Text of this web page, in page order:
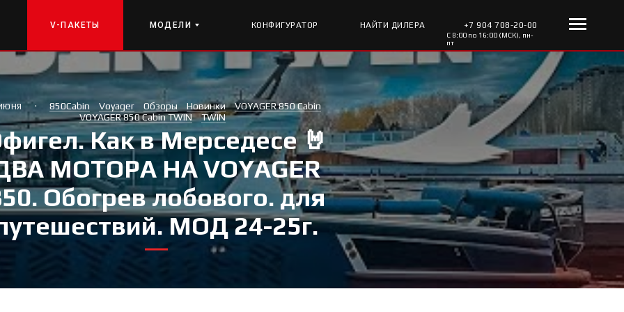
V-ПАКЕТЫ МОДЕЛИ КОНФИГУРАТОР НАЙТИ ДИЛЕРА +7 904 708-20-00
С 8:00 по 16:00 (МСК), пн-
пт
· 850Cabin Voyager Обзоры Новинки
VOYAGER 850 Cabin
VOYAGER 850 Cabin TWIN
TWIN
Как в Мерседесе 🤘
МОТОРА НА VOYAGER
Обогрев лобового. для
МОД 24-25г.